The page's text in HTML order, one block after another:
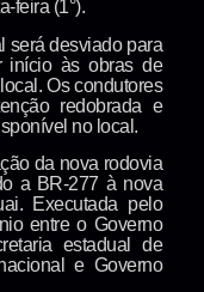
feira (1°).
será desviado para
início às obras de
Os condutores
redobrada e
no local.
da nova rodovia
a BR-277 à nova
Executada pelo
entre o Governo
estadual de
e Governo